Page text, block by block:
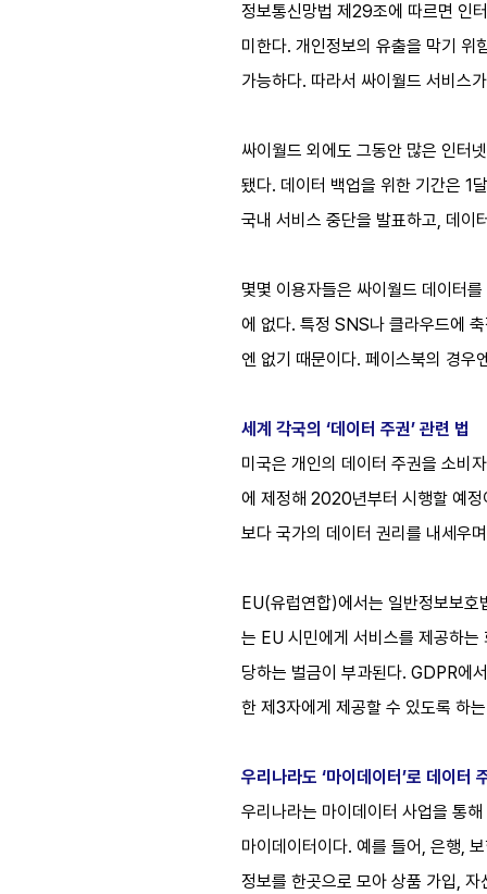
정보통신망법 제29조에 따르면 인
미한다. 개인정보의 유출을 막기 위
가능하다. 따라서 싸이월드 서비스
싸이월드 외에도 그동안 많은 인터
됐다. 데이터 백업을 위한 기간은 1
국내 서비스 중단을 발표하고, 데이
몇몇 이용자들은 싸이월드 데이터
에 없다. 특정 SNS나 클라우드에
엔 없기 때문이다. 페이스북의 경우
세계 각국의 ‘데이터 주권’ 관련 법
미국은 개인의 데이터 주권을 소
에 제정해 2020년부터 시행할 예정
보다 국가의 데이터 권리를 내세우
EU(유럽연합)에서는 일반정보보
는 EU 시민에게 서비스를 제공하
당하는 벌금이 부과된다. GDPR에
한 제3자에게 제공할 수 있도록 하
우리나라도 ‘마이데이터’로 데이터
우리나라는 마이데이터 사업을 통
마이데이터이다. 예를 들어, 은행,
정보를 한곳으로 모아 상품 가입,